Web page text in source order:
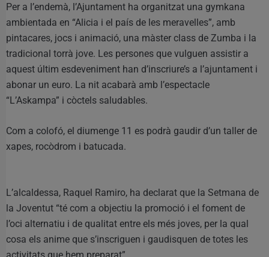
Per a l’endemà, l’Ajuntament ha organitzat una gymkana
ambientada en “Alicia i el país de les meravelles”, amb
pintacares, jocs i animació, una màster class de Zumba i la
tradicional torrà jove. Les persones que vulguen assistir a
aquest últim esdeveniment han d’inscriure’s a l’ajuntament i
abonar un euro. La nit acabarà amb l’espectacle
“L’Askampa” i còctels saludables.
Com a colofó, el diumenge 11 es podrà gaudir d’un taller de
xapes, rocòdrom i batucada.
L’alcaldessa, Raquel Ramiro, ha declarat que la Setmana de
la Joventut “té com a objectiu la promoció i el foment de
l’oci alternatiu i de qualitat entre els més joves, per la qual
cosa els anime que s’inscriguen i gaudisquen de totes les
activitats que hem preparat”.